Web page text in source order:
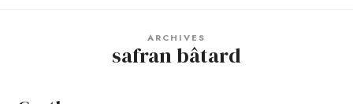
ARCHIVES
safran bâtard